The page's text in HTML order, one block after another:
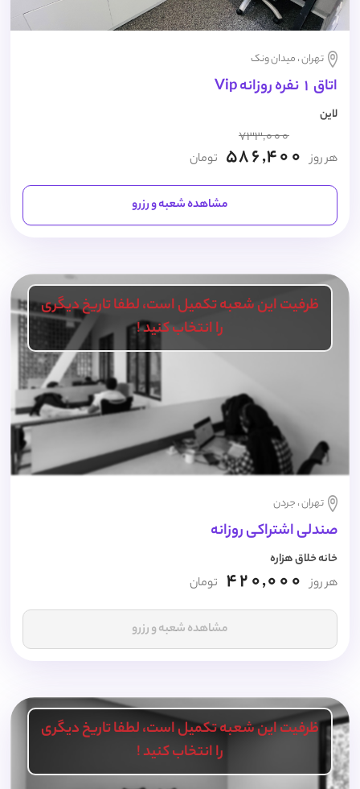
تهران ، میدان ونک
اتاق 1 نفره روزانه Vip
لاین
هر روز
733,000
586,400 تومان
مشاهده شعبه و رزرو
ظرفیت این شعبه تکمیل است، لطفا تاریخ دیگری
را انتخاب کنید !
تهران ، جردن
صندلی اشتراکی روزانه
خانه خلاق هزاره
هر روز 420,000 تومان
مشاهده شعبه و رزرو
ظرفیت این شعبه تکمیل است، لطفا تاریخ دیگری
را انتخاب کنید !